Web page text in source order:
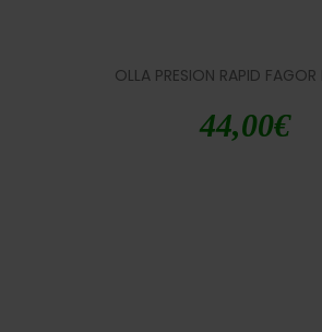
OLLA PRESION RAPID
44,00€